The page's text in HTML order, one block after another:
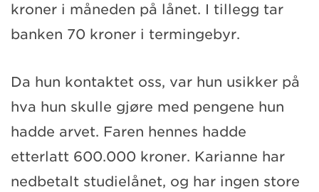
kroner i måneden på lånet. I tillegg tar
banken 70 kroner i termingebyr.
Da hun kontaktet oss, var hun usikker på
hva hun skulle gjøre med pengene hun
hadde arvet. Faren hennes hadde
etterlatt 600.000 kroner. Karianne har
nedbetalt studielånet, og har ingen store